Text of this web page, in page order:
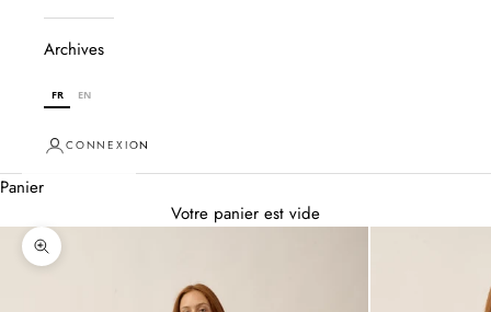
Archives
FR EN
CONNEXION
Panier
Votre panier est vide
Zoomer sur l'image